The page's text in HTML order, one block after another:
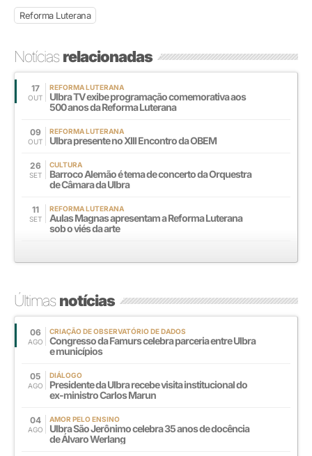
Reforma Luterana
Notíciasrelacionadas
17
OUT
REFORMA LUTERANA
Ulbra TV exibe programação comemorativa aos
500 anos da Reforma Luterana
09
OUT
REFORMA LUTERANA
Ulbra presente no XIII Encontro da OBEM
26
SET
CULTURA
Barroco Alemão é tema de concerto da Orquestra
de Câmara da Ulbra
11
SET
REFORMA LUTERANA
Aulas Magnas apresentam a Reforma Luterana
sob o viés da arte
Últimasnotícias
06
AGO
CRIAÇÃO DE OBSERVATÓRIO DE DADOS
Congresso da Famurs celebra parceria entre Ulbra
e municípios
05
AGO
DIÁLOGO
Presidente da Ulbra recebe visita institucional do
ex-ministro Carlos Marun
04
AGO
AMOR PELO ENSINO
Ulbra São Jerônimo celebra 35 anos de docência
de Álvaro Werlang